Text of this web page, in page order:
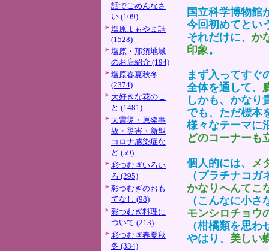
話でごめんなさ
い (109)
塩原よもやま話
(1528)
塩原・那須地域
のお店紹介 (194)
塩原春夏秋冬
(2374)
大好きな花のこ
と (1481)
大震災・原発事
故・災害・新型
コロナ感染症な
ど (59)
彩つむぎいろい
ろ (295)
彩つむぎのおも
てなし (98)
彩つむぎ料理に
ついて (213)
彩つむぎ春夏秋
冬 (334)
国立科学博物館
今回初めてとい
それだけに、 か
印象。
まず入ってすぐ
全体を通して、
しかも、かなり
でも、ただ標本
様々なテーマに
どのコーナーも
個人的には、 メ
（プラチナコ
かなりへんてこ
（こんなに小
モンシロチョウ
（柑橘類を思
やはり、 美しい